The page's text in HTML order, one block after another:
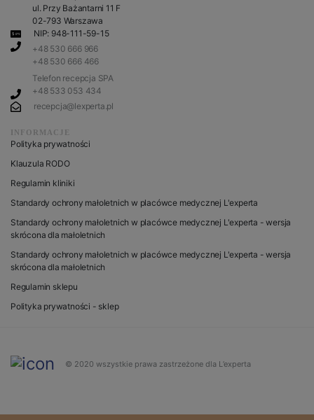
ul. Przy Bażantarni 11 F
02-793 Warszawa
NIP: 948-111-59-15
+48 530 666 966
+48 530 666 466
Telefon recepcja SPA
+48 533 053 434
recepcja@lexperta.pl
INFORMACJE
Polityka prywatności
Klauzula RODO
Regulamin kliniki
Standardy ochrony małoletnich w placówce medycznej L'experta
Standardy ochrony małoletnich w placówce medycznej L'experta - wersja
skrócona dla małoletnich
Standardy ochrony małoletnich w placówce medycznej L'experta - wersja
skrócona dla małoletnich
Regulamin sklepu
Polityka prywatności - sklep
© 2020 wszystkie prawa zastrzeżone dla L’experta